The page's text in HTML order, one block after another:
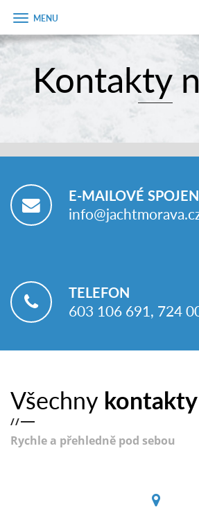
Úvodní strana
Plán plavby
Fotogalerie
Kontakt
Zobrazit
menu
Kontakty
E-MAILOVÉ
TELEFON
603 106 691, 724
Všechny kontakty
/ /
Rychle a přehledně pod sebou